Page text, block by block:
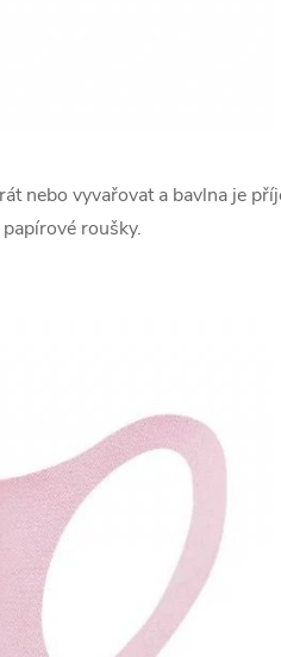
nebo vyvařovat a bavlna je
roušky.